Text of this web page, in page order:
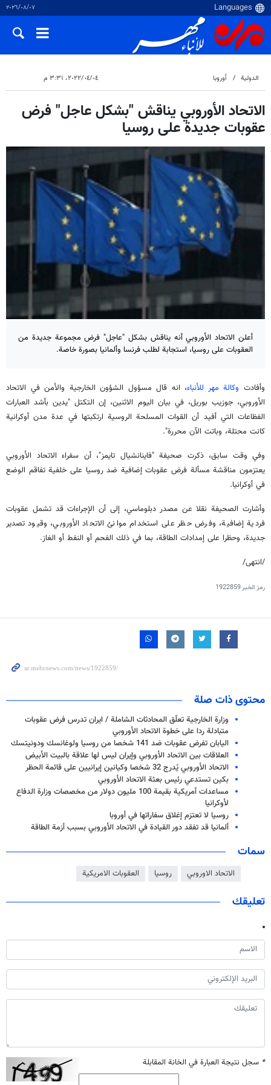
٠٧‏/٠٨‏/٢٠٢٦
الدولية أوروبا ٠٤‏/٠٤‏/٢٠٢٢، ٣:٣١ م
الاتحاد الأوروبي يناقش "بشكل عاجل" فرض
عقوبات جديدة على روسيا
أعلن الاتحاد الأوروبي أنه يناقش بشكل "عاجل" فرض مجموعة جديدة من
العقوبات على روسيا، استجابة لطلب فرنسا وألمانيا بصورة خاصة.
وأفادت وكالة مهر للأنباء، انه قال مسؤول الشؤون الخارجية والأمن في الاتحاد
الأوروبي، جوزيب بوريل، في بيان اليوم الاثنين، إن التكتل "يدين بأشد العبارات
الفظاعات التي أفيد أن القوات المسلحة الروسية ارتكبتها في عدة مدن أوكرانية
كانت محتلة، وباتت الآن محررة".
وفي وقت سابق، ذكرت صحيفة "فاينانشيال تايمز"، أن سفراء الاتحاد الأوروبي
يعتزمون مناقشة مسألة فرض عقوبات إضافية ضد روسيا على خلفية تفاقم الوضع
في أوكرانيا.
وأشارت الصحيفة نقلا عن مصدر دبلوماسي، إلى أن الإجراءات قد تشمل عقوبات
فردية إضافية، وفرض حظر على استخدام موانئ الاتحاد الأوروبي، وقيود تصدير
جديدة، وحظرا على إمدادات الطاقة، بما في ذلك الفحم أو النفط أو الغاز.
/انتهى/
رمز الخبر1922859
محتوى ذات صلة
وزارة الخارجية تعلّق المحادثات الشاملة / ايران تدرس فرض عقوبات
متبادلة ردا على خطوة الاتحاد الأوروبي
اليابان تفرض عقوبات ضد 141 شخصا من روسيا ولوغانسك ودونيتسك
العلاقات بين الاتحاد الأوروبي وإيران ليس لها علاقة بالبيت الأبيض
الاتحاد الأوروبي يُدرج 32 شخصا وكيانين إيرانيين على قائمة الحظر
بكين تستدعي رئيس بعثة الاتحاد الأوروبي
مساعدات أمريكية بقيمة 100 مليون دولار من مخصصات وزارة الدفاع
لأوكرانيا
روسيا لا تعتزم إغلاق سفاراتها في أوروبا
ألمانيا قد تفقد دور القيادة في الاتحاد الأوروبي بسبب أزمة الطاقة
سمات
الاتحاد الاوروبي روسيا العقوبات الامريكية
تعليقك
* سجل نتيجة العبارة في الخانة المقابلة